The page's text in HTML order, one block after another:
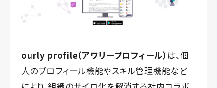
ourly profile（アワリープロフィール） は、個
人のプロフィール機能やスキル管理機能など